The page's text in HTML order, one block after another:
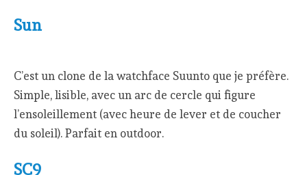
Sun
C’est un clone de la watchface Suunto que je préfère.
Simple, lisible, avec un arc de cercle qui figure
l’ensoleillement (avec heure de lever et de coucher
du soleil). Parfait en outdoor.
SC9